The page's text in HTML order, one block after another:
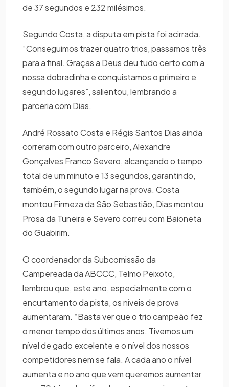
de 37 segundos e 232 milésimos.
Segundo Costa, a disputa em pista foi acirrada.
“Conseguimos trazer quatro trios, passamos três
para a final. Graças a Deus deu tudo certo com a
nossa dobradinha e conquistamos o primeiro e
segundo lugares”, salientou, lembrando a
parceria com Dias.
André Rossato Costa e Régis Santos Dias ainda
correram com outro parceiro, Alexandre
Gonçalves Franco Severo, alcançando o tempo
total de um minuto e 13 segundos, garantindo,
também, o segundo lugar na prova. Costa
montou Firmeza da São Sebastião, Dias montou
Prosa da Tuneira e Severo correu com Baioneta
do Guabirim.
O coordenador da Subcomissão da
Campereada da ABCCC, Telmo Peixoto,
lembrou que, este ano, especialmente com o
encurtamento da pista, os níveis de prova
aumentaram. “Basta ver que o trio campeão fez
o menor tempo dos últimos anos. Tivemos um
nível de gado excelente e o nível dos nossos
competidores nem se fala. A cada ano o nível
aumenta e no ano que vem queremos aumentar